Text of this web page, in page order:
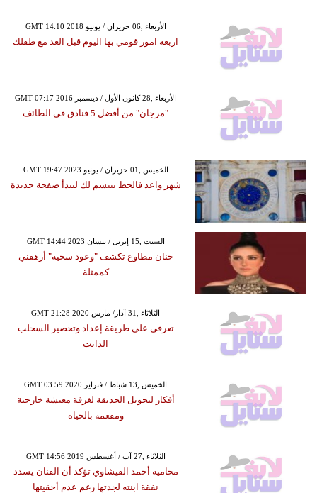
GMT 14:10 2018 الأربعاء ,06 حزيران / يونيو
اربعه امور قومي بها اليوم قبل الغد مع طفلك
GMT 07:17 2016 الأربعاء ,28 كانون الأول / ديسمبر
"مرجان" من أفضل 5 فنادق في الطائف
GMT 19:47 2023 الخميس ,01 حزيران / يونيو
شهر واعد فالحظ يبتسم لك لتبدأ صفحة جديدة
GMT 14:44 2023 السبت ,15 إبريل / نيسان
حنان مطاوع تكشف "وعود سخية" أرهقني
كممثلة
GMT 21:28 2020 الثلاثاء ,31 آذار/ مارس
تعرفي على طريقة إعداد وتحضير السحلب
الدايت
GMT 03:59 2020 الخميس ,13 شباط / فبراير
أفكار لتحويل الحديقة لغرفة معيشة خارجية
ومفعمة بالحياة
GMT 14:56 2019 الثلاثاء ,27 آب / أغسطس
محامية أحمد الفيشاوي تؤكد أن الفنان يسدد
نفقة ابنته لجدتها رغم عدم أحقيتها